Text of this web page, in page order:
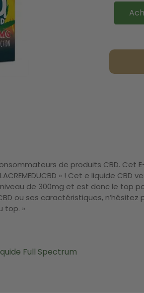
de produits CBD. Cet
» ! Cet e liquide
de 300mg et est donc le top
ou ses caractéristiques,
top. »
Full Spectrum